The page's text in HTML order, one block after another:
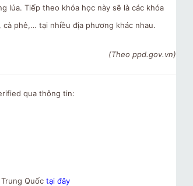
lúa. Tiếp theo khóa học này sẽ là các khóa
phê,… tại nhiều địa phương khác nhau.
(Theo ppd.gov.vn)
qua thông tin:
Quốc tại đây